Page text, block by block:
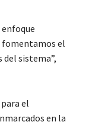
fomentamos el
sistema”,
el
en la